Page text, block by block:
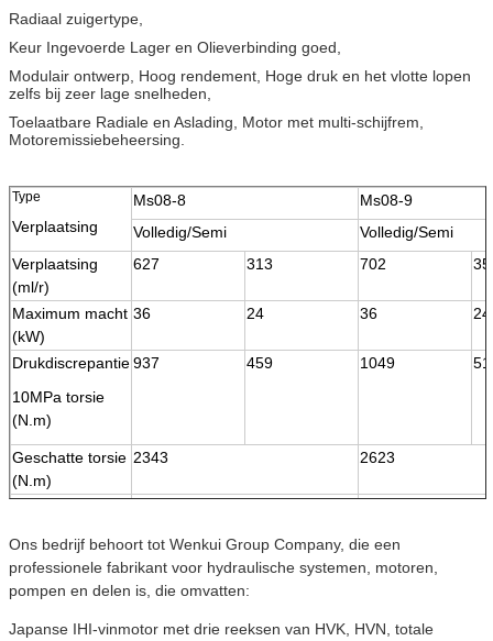
Radiaal zuigertype,
Keur Ingevoerde Lager en Olieverbinding goed,
Modulair ontwerp, Hoog rendement, Hoge druk en het vlotte lopen
zelfs bij zeer lage snelheden,
Toelaatbare Radiale en Aslading, Motor met multi-schijfrem,
Motoremissiebeheersing.
Type
Verplaatsing
Ms08-8
Ms08-9
Volledig/Semi
Volledig/Semi
Verplaatsing
(ml/r)
627 313 702
Maximum macht
(kW)
36 24 36 24
Drukdiscrepantie
10MPa torsie
(N.m)
937 459 1049
Geschatte torsie
(N.m)
2343 2623
Maximum druk
snelheid (r/min)
Ons bedrijf behoort tot Wenkui Group Company, die een
professionele fabrikant voor hydraulische systemen, motoren,
pompen en delen is, die omvatten:
Japanse IHI-vinmotor met drie reeksen van HVK, HVN, totale